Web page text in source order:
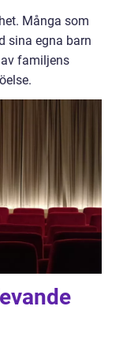
Många som
sina egna barn
familjens